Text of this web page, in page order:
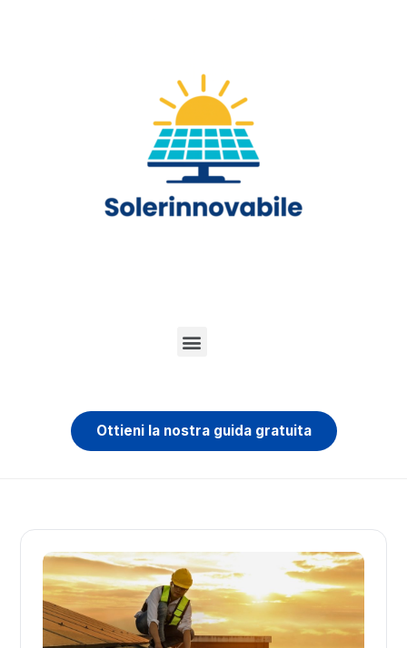
Ottieni la nostra guida gratuita